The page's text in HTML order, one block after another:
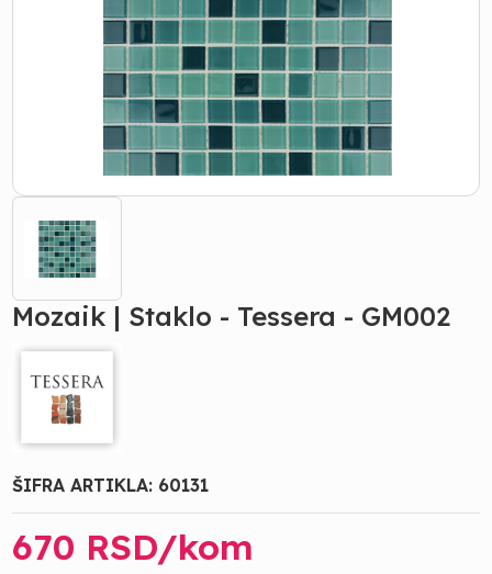
Mozaik | Staklo - Tessera - GM002
ŠIFRA ARTIKLA: 60131
670 RSD/kom